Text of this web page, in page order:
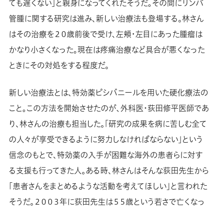
ても遅くない」と親身になってくれたそうだ。その間にリンパ
管腫に関する研究は進み、新しい治療法も登場する。林さん
はその治療を２０歳前後で受け、左頬・左目にあった腫瘤は
かなり小さくなった。現在は疼痛治療など具合が悪くなった
ときにその対処をする程度だ。
新しい治療法とは、特効薬ピシバニールを用いた硬化療法の
こと。この方法を開始させたのが、外科医・荻田修平医師であ
り、林さんの治療も担当した。「研究の成果を病に苦しむ全て
の人々が享受できるように努力しなければならない」という
信念のもとで、特効薬の入手が困難な海外の患者らに対す
る支援も行ってきた人。ある時、林さんはそんな荻田先生から
「患者さんをまとめるような活動を考えてほしい」と言われた
そうだ。２００３年に荻田先生は５５歳という若さで亡くなっ